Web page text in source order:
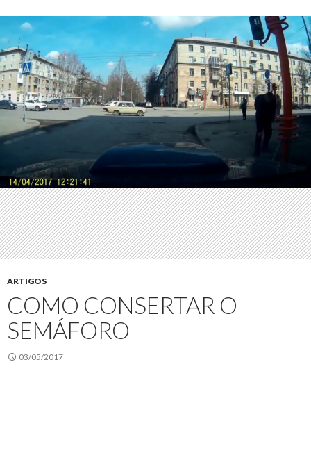
ARTIGOS
COMO CONSERTAR O
SEMÁFORO
03/05/2017